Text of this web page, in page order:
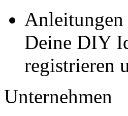
Anleitungen
Deine DIY
registrieren
Unternehmen